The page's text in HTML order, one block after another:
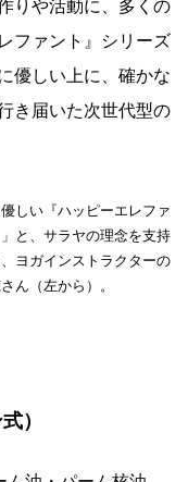
りや活動に、多くの
ファント』シリーズ
優しい上に、確かな
き届いた次世代型の
しい『ハッピーエレファ
と、サラヤの理念を支持
ヨガインストラクターの
ん（左から）。
）